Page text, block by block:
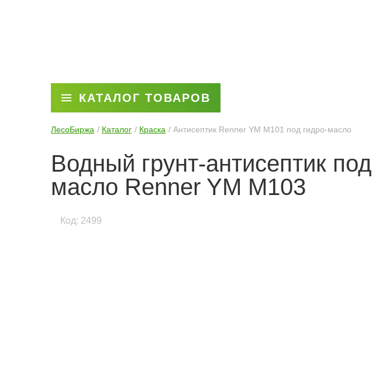
КАТАЛОГ ТОВАРОВ
ЛесоБиржа Каталог Краска Антисептик Renner YМ М101 под гидро-масло
Водный грунт-антисептик под
масло Renner YМ М103
Код: 2499